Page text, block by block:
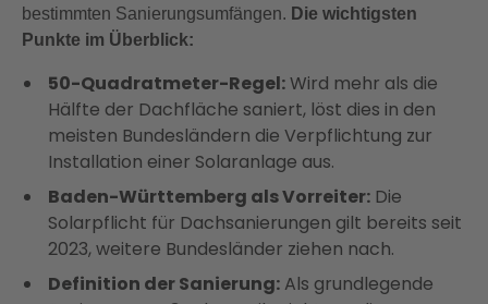
bestimmten Sanierungsumfängen. Die wichtigsten
Punkte im Überblick:
50-Quadratmeter-Regel:Wird mehr als die
Hälfte der Dachfläche saniert, löst dies in den
meisten Bundesländern die Verpflichtung zur
Installation einer Solaranlage aus.
Baden-Württemberg als Vorreiter: Die
Solarpflicht für Dachsanierungen gilt bereits seit
2023, weitere Bundesländer ziehen nach.
Definition der Sanierung: Als grundlegende